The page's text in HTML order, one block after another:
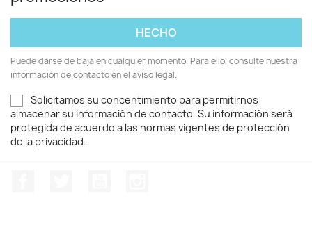
Puede darse de baja en cualquier momento. Para ello, consulte nuestra
información de contacto en el aviso legal.
Solicitamos su concentimiento para permitirnos
almacenar su información de contacto. Su información será
protegida de acuerdo a las normas vigentes de protección
de la privacidad.